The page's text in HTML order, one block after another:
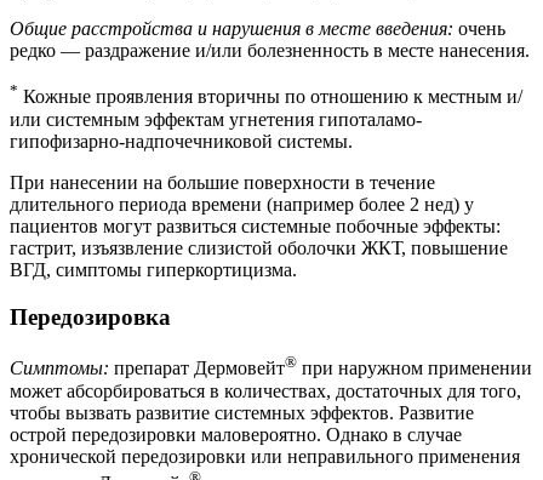
Общие расстройства и нарушения в месте введения: очень
редко — раздражение и/или болезненность в месте нанесения.
* Кожные проявления вторичны по отношению к местным и/
или системным эффектам угнетения гипоталамо-
гипофизарно-надпочечниковой системы.
При нанесении на большие поверхности в течение
длительного периода времени (например более 2 нед) у
пациентов могут развиться системные побочные эффекты:
гастрит, изъязвление слизистой оболочки ЖКТ, повышение
ВГД, симптомы гиперкортицизма.
Передозировка
Симптомы: препарат Дермовейт® при наружном применении
может абсорбироваться в количествах, достаточных для того,
чтобы вызвать развитие системных эффектов. Развитие
острой передозировки маловероятно. Однако в случае
хронической передозировки или неправильного применения